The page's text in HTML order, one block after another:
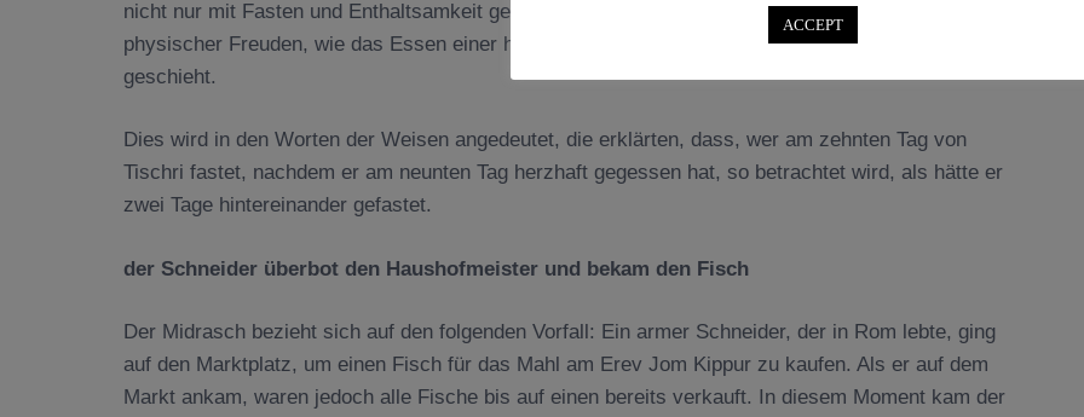
nicht nur mit Fasten und Enthaltsamkeit gedient werden kann, sondern auch durch den Genuss
physischer Freuden, wie das Essen einer herzhaften Mahlzeit, wenn dies im richtigen Geiste
geschieht.
Dies wird in den Worten der Weisen angedeutet, die erklärten, dass, wer am zehnten Tag von
Tischri fastet, nachdem er am neunten Tag herzhaft gegessen hat, so betrachtet wird, als hätte er
zwei Tage hintereinander gefastet.
der Schneider überbot den Haushofmeister und bekam den Fisch
Der Midrasch bezieht sich auf den folgenden Vorfall: Ein armer Schneider, der in Rom lebte, ging
auf den Marktplatz, um einen Fisch für das Mahl am Erev Jom Kippur zu kaufen. Als er auf dem
Markt ankam, waren jedoch alle Fische bis auf einen bereits verkauft. In diesem Moment kam der
ACCEPT